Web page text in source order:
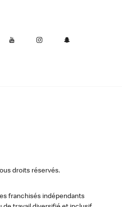
droits réservés.
franchisés indépendants